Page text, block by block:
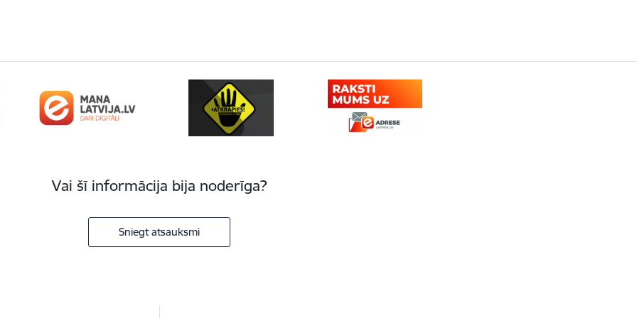
Vai šī informācija bija noderīga?
Sniegt atsauksmi